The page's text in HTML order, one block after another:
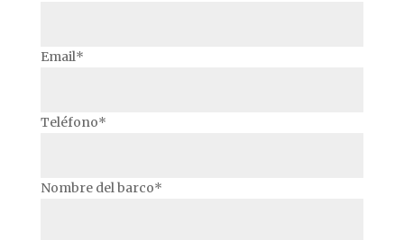
Email*
Teléfono*
Nombre del barco*